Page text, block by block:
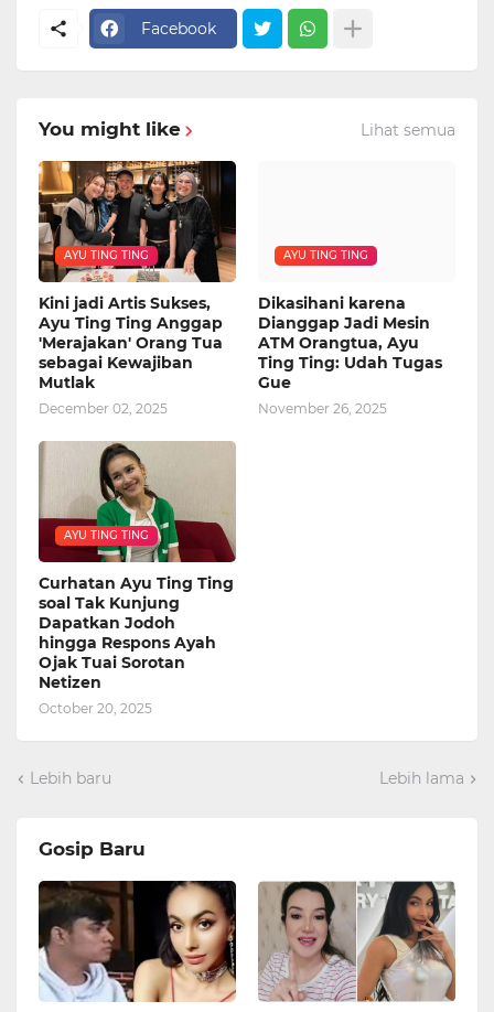
Facebook
You might like Lihat semua
AYU TING TING
Kini jadi Artis Sukses,
Ayu Ting Ting Anggap
'Merajakan' Orang Tua
sebagai Kewajiban
Mutlak
December 02, 2025
AYU TING TING
Dikasihani karena
Dianggap Jadi Mesin
ATM Orangtua, Ayu
Ting Ting: Udah Tugas
Gue
November 26, 2025
AYU TING TING
Curhatan Ayu Ting Ting
soal Tak Kunjung
Dapatkan Jodoh
hingga Respons Ayah
Ojak Tuai Sorotan
Netizen
October 20, 2025
Lebih baru Lebih lama
Gosip Baru